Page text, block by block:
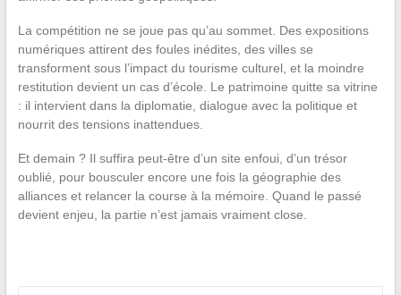
La compétition ne se joue pas qu’au sommet. Des expositions
numériques attirent des foules inédites, des villes se
transforment sous l’impact du tourisme culturel, et la moindre
restitution devient un cas d’école. Le patrimoine quitte sa vitrine
: il intervient dans la diplomatie, dialogue avec la politique et
nourrit des tensions inattendues.
Et demain ? Il suffira peut-être d’un site enfoui, d’un trésor
oublié, pour bousculer encore une fois la géographie des
alliances et relancer la course à la mémoire. Quand le passé
devient enjeu, la partie n’est jamais vraiment close.